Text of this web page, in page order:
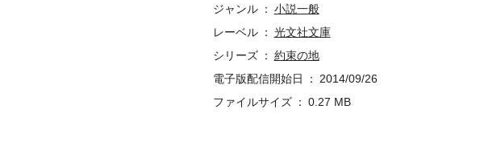
ジャンル
小説一般
レーベル
光文社文庫
シリーズ
約束の地
電子版配信開始日
2014/09/26
ファイルサイズ
0.27 MB